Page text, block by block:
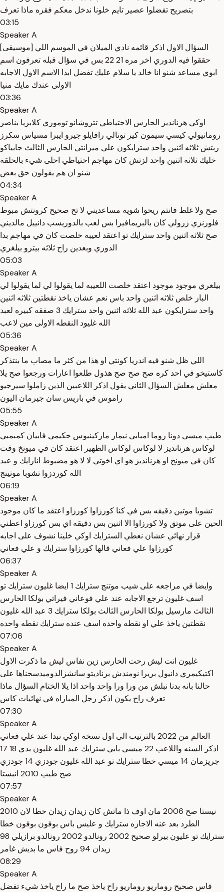
بتصريح تفضلوا عصير تايم خلونا ندخل معكم فقره ماذا تعرف
03:15
Speaker A
[موسيقى] السؤال الاول اذكر قائمه نادي الميلان في الموسم اللي
حققوا فيه الدوري اخر مره 21 22 بس في سؤال قبله تعرفون اسم
ابوي مساعد شنو انا خالد يا سلام عليك تفضل ابدا الاسم الاول الاجابه
الاولى عندك مايك منيا
03:36
Speaker A
اوكي هرنانديز الحارس الاحتياطي تتروشانو توموري كلابريا بناصر
رومانيولي كيسي سيمون كير تونالي رافايلو جيرو ايبرا مسياس سكرز
ربتش ثلاثه اثنين واحد سترايكون علي ميرانتي الحارس الثالث جابياكو
خليك ثلاثه اثنين واحد لزتش كان مهاجم احتياطي احلى شيء بالحلقه
شنو ان هم يقولون حق بعض
04:34
Speaker A
صح ولا غلط فانتم ريحوا شويه مساعديني لا تح صحيح كرونتش مبوط
فلورنزي زرولي كان بالبريمافيرا بس لعب بالدوريسب دانييل مالديني
صح ثلاثه اثنين واحد سترايك تو اعتقد لعيبه خلصت كان في مهاجم بدا
الدوري وبعدين راح ثلاثه بيترو بيلغري
05:03
Speaker A
بيلغري موجود موجود اعتقد خلصت اللعيبه لما يقولوا لي لما يقولوا لي
البار خلص ثلاثه اثنين واحد باس نعم عشان ياخذ نقطتين ثلاثه اثنين
واحد سترايكون عبد الله ثلاثه اثنين واحد سترايك 3 صفقه كبيره لعبد
الله غليود النقطه الاولى مين لاعب
05:36
Speaker A
اللي ظل شنو فيه اندريا كونتي او هذا من كثر ما مصاب ما بنتذكر
كاستيخو في احد كره صح صح صح هذول طلعوا اعارات ورجعوا صح يلا
معلش معلش السؤال الثاني يقول اذكر اللاعبين الذين زاملوا سيرجيو
راموس في باريس سان جيرمان اليون
05:55
Speaker A
طيب ميسي دونا روما امبابي نيمار ماركينيوس حكيمي فابيان كمبمبي
لوكاس هرنانديز لا لوكاس لوكاس الظهير اعتقد كان في ميونخ وقت
كان في ميونخ او هرنانديز هو اي اخوتي لا لا هو مضبوط انارايك و عبد
الله كوردزوا تشوبا موتينج
06:19
Speaker A
تشوبا موتين دقيقه بس في كنا كورزاوا كورزاو اعتقد ما كان موجود
الحين على موتق ولا كورزاوا الا اثنين بس دقيقه اي بس كورزاو اعطني
قرار نهائي عشان نعطي السترايك اوكي خلينا نشوف على اجابه
كورزاوا علي فعاني قالها كورزاوا سترايك و علي فعاني
06:37
Speaker A
وايضا في مراجعه على شيب موتنج سترايك 1 ايضا غليون سترايك تو
اسف غليون ترجع الاجابه عند علي فوعاني فيراتي بولكا الحارس
الثالث مارسيل بولكا الحارس الثالث بولكا سترايك 3 عبد الله غليون
نقطتين ياخذ علي او نقطه واحده اسف عنده سترايك نقطه واحده
07:06
Speaker A
غليون انت ليش رحت الحارس زين نفاس ليش ما ذكرت الاول
اكتيكيمري دانيول بريرا نومندش برناديتو سانشزالدوميدسحناها على
حالنا بانه بدنا نبلش من ورا ورا واحد واحد اذا يلا الختام السؤال ماذا
تعرف راح يكون اذكر رجل المباراه في نهائيات كاس
07:30
Speaker A
العالم من 2022 بالترتيب الى اول نسخه اوكي نبدا عند علي فعاني
اذكر السنه واللاعب 22 ميسي بابي سترايك عبد الله غليون بدي 18 17
جريزمان 14 ميسي خطا سترايك تو عبد الله غليون جودزي 14 جودزي
صح طيب 2010 انيستا
07:57
Speaker A
2010 نيستا صح 2006 مان اوف ذا ماتش كان زيدان زيدان خطا لان
الطرد بعد عنه الاجازه سترايك و عليس باس بوفون بوفون خطا
سترايك تو عليون بيرلو صحيح 2002 رونالدو 2002 رونالدو برازيلي 98
زيدان 94 روح فاس ما بديش غامر
08:29
Speaker A
فاس صحيح روماريو روماريو راح ياخذ صح ما راح ياخذ شيء تفضل